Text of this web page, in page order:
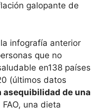
galopante de
infografía anterior
que no
en138 países
(últimos datos
asequibilidad de una
FAO, una dieta